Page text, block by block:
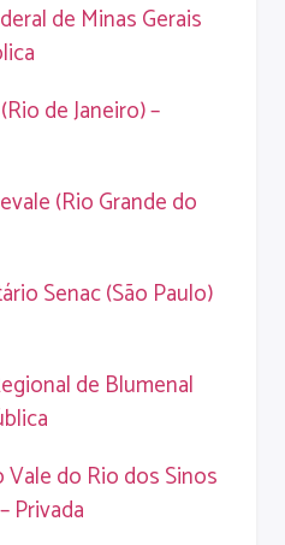
de Minas Gerais
de Janeiro) –
(Rio Grande do
Senac (São Paulo)
de Blumenal
Vale do Rio dos Sinos
Privada